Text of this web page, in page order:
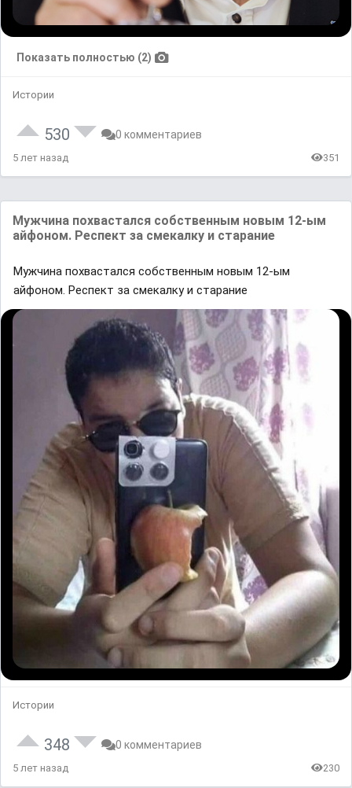
Показать полностью (2)
Истории
530 0 комментариев
5 лет назад 351
Мужчина похвастался собственным новым 12-ым
айфоном. Респект за смекалку и старание
Мужчина похвастался собственным новым 12-ым
айфоном. Респект за смекалку и старание
Истории
348 0 комментариев
5 лет назад 230